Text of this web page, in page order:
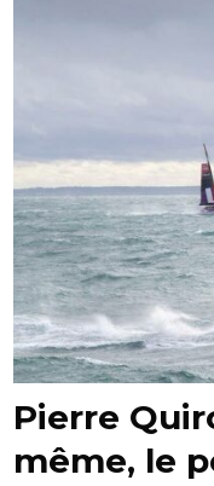
Pierre
même, le